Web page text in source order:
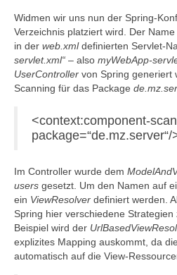
Widmen wir uns nun der Spring-
Verzeichnis platziert wird. Der
in der web.xmldefinierten Servlet-
servlet.xml“ – also myWebApp-
UserController von Spring generiert
Scanning für das Package
<context:component-
package=“de.mz.server“/
Im Controller wurde dem
users gesetzt. Um den Namen auf
ein ViewResolver definiert werden.
Spring hier verschiedene
Beispiel wird der
explizites Mapping auskommt, da
automatisch auf die View-